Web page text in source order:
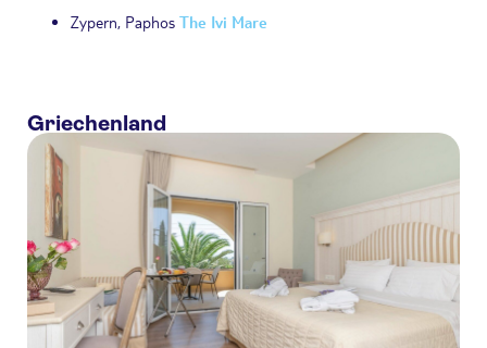
Zypern, Paphos The Ivi Mare
Griechenland